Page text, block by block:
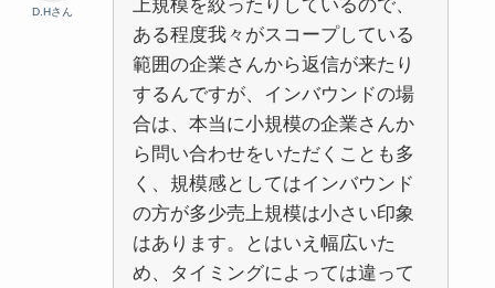
D.Hさん
上規模を絞ったりしているので、
ある程度我々がスコープしている
範囲の企業さんから返信が来たり
するんですが、インバウンドの場
合は、本当に小規模の企業さんか
ら問い合わせをいただくことも多
く、規模感としてはインバウンド
の方が多少売上規模は小さい印象
はあります。とはいえ幅広いた
め、タイミングによっては違って